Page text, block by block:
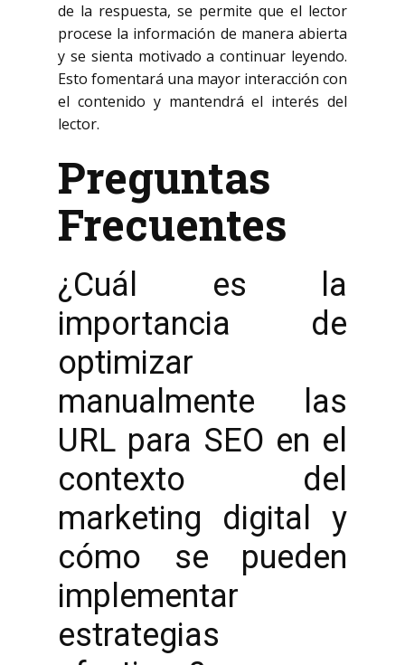
de la respuesta, se permite que el lector
procese la información de manera abierta
y se sienta motivado a continuar leyendo.
Esto fomentará una mayor interacción con
el contenido y mantendrá el interés del
lector.
Preguntas
Frecuentes
¿Cuál es la
importancia de
optimizar
manualmente las
URL para SEO en el
contexto del
marketing digital y
cómo se pueden
implementar
estrategias